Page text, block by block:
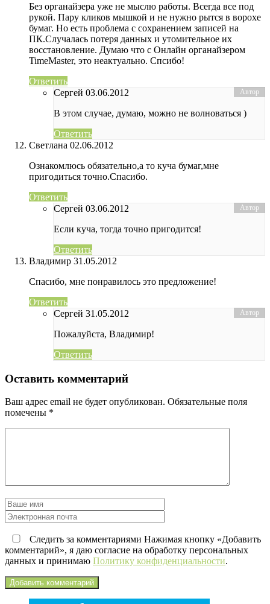
Без органайзера уже не мыслю работы. Всегда все под
рукой. Пару кликов мышкой и не нужно рытся в ворохе
бумаг. Но есть проблема с сохранением записей на
ПК.Случалась потеря данных и утомительное их
восстановление. Думаю что с Онлайн органайзером
TimeMaster, это неактуально. Спсибо!
Ответить
Сергей 03.06.2012
В этом случае, думаю, можно не волноваться )
Ответить
Cветлана 02.06.2012
Ознакомлюсь обязательно,а то куча бумаг,мне
пригодиться точно.Спасибо.
Ответить
Сергей 03.06.2012
Если куча, тогда точно пригодится!
Ответить
Владимир 31.05.2012
Спасибо, мне понравилось это предложение!
Ответить
Сергей 31.05.2012
Пожалуйста, Владимир!
Ответить
Оставить комментарий
Ваш адрес email не будет опубликован. Обязательные поля
помечены *
Следить за комментариями Нажимая кнопку «Добавить
комментарий», я даю согласие на обработку персональных
данных и принимаю Политику конфиденциальности.